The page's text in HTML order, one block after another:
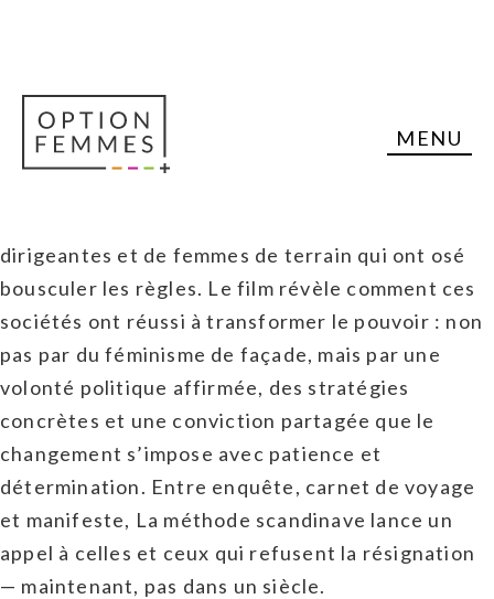
MENU
Et si l’égalité avait un mode d’emploi? De l’Islande
dirigeantes et de femmes de terrain qui ont osé
bousculer les règles. Le film révèle comment ces
sociétés ont réussi à transformer le pouvoir : non
pas par du féminisme de façade, mais par une
volonté politique affirmée, des stratégies
concrètes et une conviction partagée que le
changement s’impose avec patience et
détermination. Entre enquête, carnet de voyage
et manifeste, La méthode scandinave lance un
appel à celles et ceux qui refusent la résignation
— maintenant, pas dans un siècle.